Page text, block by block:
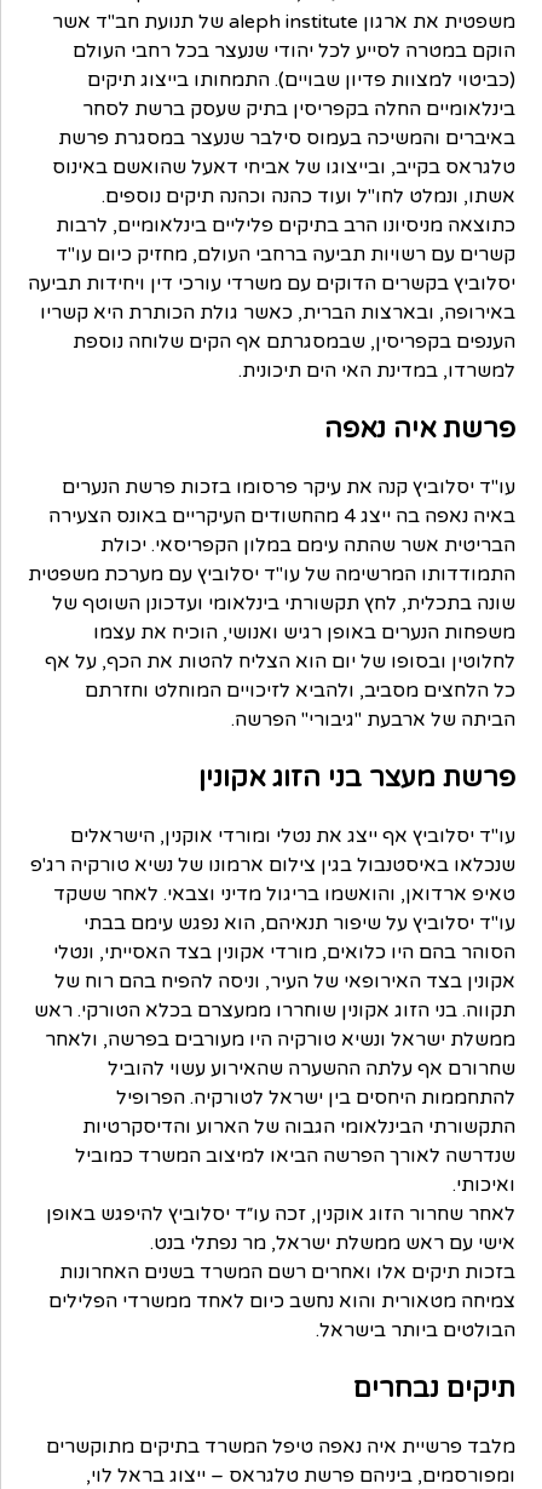
משפטית את ארגון aleph institute של תנועת חב"ד אשר
הוקם במטרה לסייע לכל יהודי שנעצר בכל רחבי העולם
(כביטוי למצוות פדיון שבויים). התמחותו בייצוג תיקים
בינלאומיים החלה בקפריסין בתיק שעסק ברשת לסחר
באיברים והמשיכה בעמוס סילבר שנעצר במסגרת פרשת
טלגראס בקייב, ובייצוגו של אביחי דאעל שהואשם באינוס
אשתו, ונמלט לחו"ל ועוד כהנה וכהנה תיקים נוספים.
כתוצאה מניסיונו הרב בתיקים פליליים בינלאומיים, לרבות
קשרים עם רשויות תביעה ברחבי העולם, מחזיק כיום עו"ד
יסלוביץ בקשרים הדוקים עם משרדי עורכי דין ויחידות תביעה
באירופה, ובארצות הברית, כאשר גולת הכותרת היא קשריו
הענפים בקפריסין, שבמסגרתם אף הקים שלוחה נוספת
למשרדו, במדינת האי הים תיכונית.
פרשת איה נאפה
עו"ד יסלוביץ קנה את עיקר פרסומו בזכות פרשת הנערים
באיה נאפה בה ייצג 4 מהחשודים העיקריים באונס הצעירה
הבריטית אשר שהתה עימם במלון הקפריסאי. יכולת
התמודדותו המרשימה של עו"ד יסלוביץ עם מערכת משפטית
שונה בתכלית, לחץ תקשורתי בינלאומי ועדכונן השוטף של
משפחות הנערים באופן רגיש ואנושי, הוכיח את עצמו
לחלוטין ובסופו של יום הוא הצליח להטות את הכף, על אף
כל הלחצים מסביב, ולהביא לזיכויים המוחלט וחזרתם
הביתה של ארבעת "גיבורי" הפרשה.
פרשת מעצר בני הזוג אקונין
עו"ד יסלוביץ אף ייצג את נטלי ומורדי אוקנין, הישראלים
שנכלאו באיסטנבול בגין צילום ארמונו של נשיא טורקיה רג'פ
טאיפ ארדואן, והואשמו בריגול מדיני וצבאי. לאחר ששקד
עו"ד יסלוביץ על שיפור תנאיהם, הוא נפגש עימם בבתי
הסוהר בהם היו כלואים, מורדי אקונין בצד האסייתי, ונטלי
אקונין בצד האירופאי של העיר, וניסה להפיח בהם רוח של
תקווה. בני הזוג אקונין שוחררו ממעצרם בכלא הטורקי. ראש
ממשלת ישראל ונשיא טורקיה היו מעורבים בפרשה, ולאחר
שחרורם אף עלתה ההשערה שהאירוע עשוי להוביל
להתחממות היחסים בין ישראל לטורקיה. הפרופיל
התקשורתי הבינלאומי הגבוה של הארוע והדיסקרטיות
שנדרשה לאורך הפרשה הביאו למיצוב המשרד כמוביל
ואיכותי.
לאחר שחרור הזוג אוקנין, זכה עו״ד יסלוביץ להיפגש באופן
אישי עם ראש ממשלת ישראל, מר נפתלי בנט.
בזכות תיקים אלו ואחרים רשם המשרד בשנים האחרונות
צמיחה מטאורית והוא נחשב כיום לאחד ממשרדי הפלילים
הבולטים ביותר בישראל.
תיקים נבחרים
מלבד פרשיית איה נאפה טיפל המשרד בתיקים מתוקשרים
ומפורסמים, ביניהם פרשת טלגראס – ייצוג בראל לוי,